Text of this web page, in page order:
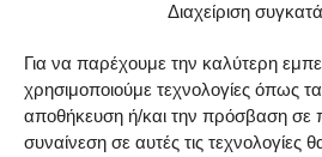
Διαχείριση
Για να παρέχουμε την καλύτερη
χρησιμοποιούμε τεχνολογίες όπως
αποθήκευση ή/και την πρόσβαση σε
συναίνεση σε αυτές τις τεχνολογίες
Μέθοδοι αποστολής
Πολιτική επιστροφών
Όροι χρήσης
Cookie Policy (EU)